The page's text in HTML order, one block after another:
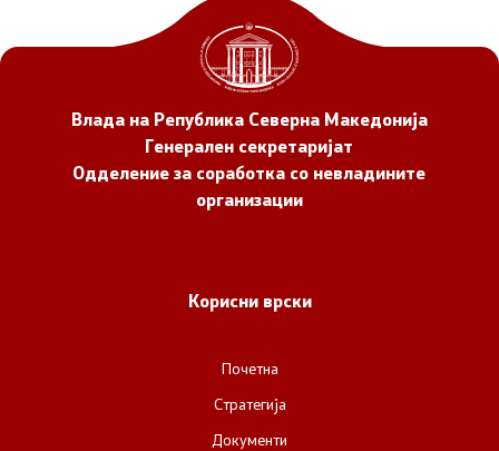
Основање на здружение
Отворени денови за иницијативи на граѓанските
Влада на Република Северна Македонија
Генерален секретаријат
Одделение за соработка со невладините
организации
Корисни врски
Почетна
Стратегија
Документи